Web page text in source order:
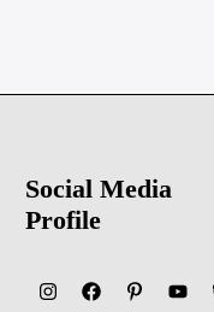
verschiedene Werkstoffe
detailliert beleuchtet.
Social Media
Profile